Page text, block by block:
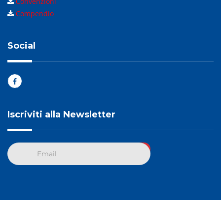
Compendio
Social
Iscriviti alla Newsletter